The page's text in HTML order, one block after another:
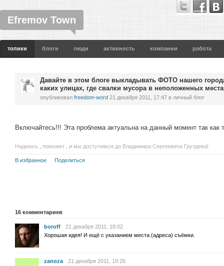
Efremov Town
топики блоги люди активность компании работа
Давайте в этом блоге выкладывать ФОТО нашего
каких улицах, где свалки мусора в неположенных
опубликовал freedom-word 21 декабря 2011, 17:47 в личный блог
Включайтесь!!! Эта проблема актуальна на данный момент так как
Надеюсь поможет и мы достучимся до Владимира Сергеевича Груздева!
В избранное Поделиться
16 комментариев
boroff
21 декабря 2011, 18:02
Хорошая идея! И ещё с указанием места (адреса) съёмки.
zanoza
21 декабря 2011, 19:26